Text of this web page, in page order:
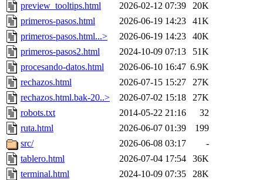
preview_tooltips.html
2026-02-12 07:39
20K
primeros-pasos.html
2026-06-19 14:23
41K
primeros-pasos.html...>
2026-06-19 14:23
40K
primeros-pasos2.html
2024-10-09 07:13
51K
procesando-datos.html
2026-06-10 16:47 6.9K
rechazos.html
2026-07-15 15:27
27K
rechazos.html.bak-20..>
2026-07-02 15:18
27K
robots.txt
2014-05-22 21:16
32
ruta.html
2026-06-07 01:39
199
src/
2026-06-08 03:17
-
tablero.html
2026-07-04 17:54
36K
terminal.html
2024-10-09 07:35
28K